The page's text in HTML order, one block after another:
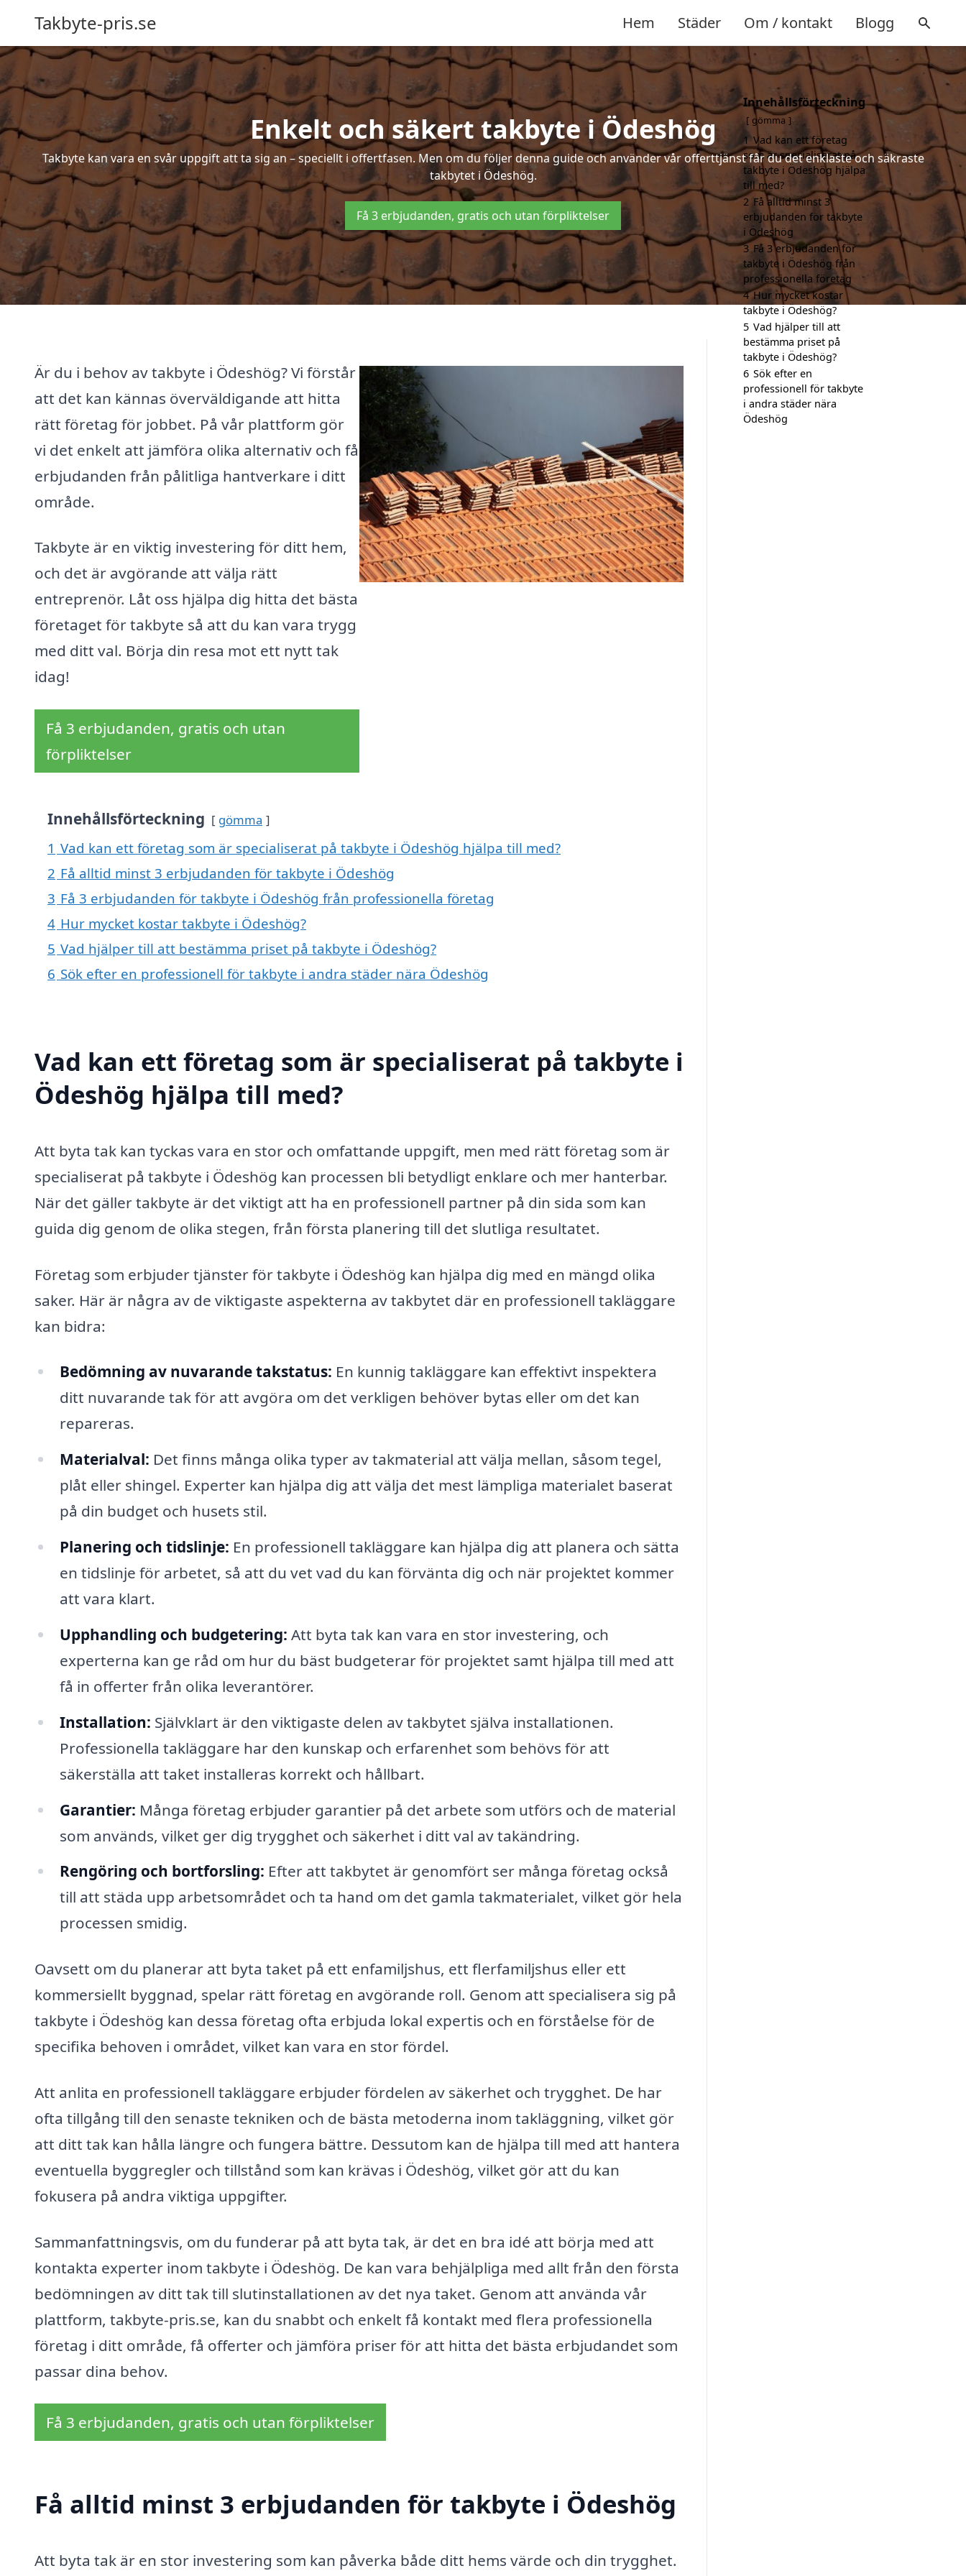
Takbyte-pris.se Hem Städer Om / kontakt Blogg
Enkelt och säkert takbyte i Ödeshög
Takbyte kan vara en svår uppgift att ta sig an – speciellt i offertfasen. Men om du följer denna guide och använder vår offerttjänst får du det enklaste och säkraste
takbytet i Ödeshög.
Få 3 erbjudanden, gratis och utan förpliktelser
Är du i behov av takbyte i Ödeshög? Vi förstår
att det kan kännas överväldigande att hitta
rätt företag för jobbet. På vår plattform gör
vi det enkelt att jämföra olika alternativ och få
erbjudanden från pålitliga hantverkare i ditt
område.
Takbyte är en viktig investering för ditt hem,
och det är avgörande att välja rätt
entreprenör. Låt oss hjälpa dig hitta det bästa
företaget för takbyte så att du kan vara trygg
med ditt val. Börja din resa mot ett nytt tak
idag!
Få 3 erbjudanden, gratis och utan
förpliktelser
Innehållsförteckning gömma
1 Vad kan ett företag som är specialiserat på takbyte i Ödeshög hjälpa till med?
2 Få alltid minst 3 erbjudanden för takbyte i Ödeshög
3 Få 3 erbjudanden för takbyte i Ödeshög från professionella företag
4 Hur mycket kostar takbyte i Ödeshög?
5 Vad hjälper till att bestämma priset på takbyte i Ödeshög?
6 Sök efter en professionell för takbyte i andra städer nära Ödeshög
Vad kan ett företag som är specialiserat på takbyte i
Ödeshög hjälpa till med?
Att byta tak kan tyckas vara en stor och omfattande uppgift, men med rätt företag som är
specialiserat på takbyte i Ödeshög kan processen bli betydligt enklare och mer hanterbar.
När det gäller takbyte är det viktigt att ha en professionell partner på din sida som kan
guida dig genom de olika stegen, från första planering till det slutliga resultatet.
Företag som erbjuder tjänster för takbyte i Ödeshög kan hjälpa dig med en mängd olika
saker. Här är några av de viktigaste aspekterna av takbytet där en professionell takläggare
kan bidra:
Bedömning av nuvarande takstatus: En kunnig takläggare kan effektivt inspektera
ditt nuvarande tak för att avgöra om det verkligen behöver bytas eller om det kan
repareras.
Materialval: Det finns många olika typer av takmaterial att välja mellan, såsom tegel,
plåt eller shingel. Experter kan hjälpa dig att välja det mest lämpliga materialet baserat
på din budget och husets stil.
Planering och tidslinje: En professionell takläggare kan hjälpa dig att planera och sätta
en tidslinje för arbetet, så att du vet vad du kan förvänta dig och när projektet kommer
att vara klart.
Upphandling och budgetering: Att byta tak kan vara en stor investering, och
experterna kan ge råd om hur du bäst budgeterar för projektet samt hjälpa till med att
få in offerter från olika leverantörer.
Installation: Självklart är den viktigaste delen av takbytet själva installationen.
Professionella takläggare har den kunskap och erfarenhet som behövs för att
säkerställa att taket installeras korrekt och hållbart.
Garantier: Många företag erbjuder garantier på det arbete som utförs och de material
som används, vilket ger dig trygghet och säkerhet i ditt val av takändring.
Rengöring och bortforsling: Efter att takbytet är genomfört ser många företag också
till att städa upp arbetsområdet och ta hand om det gamla takmaterialet, vilket gör hela
processen smidig.
Oavsett om du planerar att byta taket på ett enfamiljshus, ett flerfamiljshus eller ett
kommersiellt byggnad, spelar rätt företag en avgörande roll. Genom att specialisera sig på
takbyte i Ödeshög kan dessa företag ofta erbjuda lokal expertis och en förståelse för de
specifika behoven i området, vilket kan vara en stor fördel.
Att anlita en professionell takläggare erbjuder fördelen av säkerhet och trygghet. De har
ofta tillgång till den senaste tekniken och de bästa metoderna inom takläggning, vilket gör
att ditt tak kan hålla längre och fungera bättre. Dessutom kan de hjälpa till med att hantera
eventuella byggregler och tillstånd som kan krävas i Ödeshög, vilket gör att du kan
fokusera på andra viktiga uppgifter.
Sammanfattningsvis, om du funderar på att byta tak, är det en bra idé att börja med att
kontakta experter inom takbyte i Ödeshög. De kan vara behjälpliga med allt från den första
bedömningen av ditt tak till slutinstallationen av det nya taket. Genom att använda vår
plattform, takbyte-pris.se, kan du snabbt och enkelt få kontakt med flera professionella
företag i ditt område, få offerter och jämföra priser för att hitta det bästa erbjudandet som
passar dina behov.
Få 3 erbjudanden, gratis och utan förpliktelser
Få alltid minst 3 erbjudanden för takbyte i Ödeshög
Att byta tak är en stor investering som kan påverka både ditt hems värde och din trygghet.
Innehållsförteckning
gömma
1 Vad kan ett företag
som är specialiserat på
takbyte i Ödeshög hjälpa
till med?
2 Få alltid minst 3
erbjudanden för takbyte
i Ödeshög
3 Få 3 erbjudanden för
takbyte i Ödeshög från
professionella företag
4 Hur mycket kostar
takbyte i Ödeshög?
5 Vad hjälper till att
bestämma priset på
takbyte i Ödeshög?
6 Sök efter en
professionell för takbyte
i andra städer nära
Ödeshög